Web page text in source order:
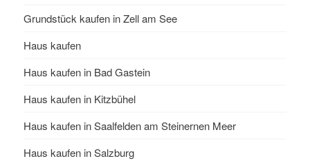
Grundstück kaufen in Zell am See
Haus kaufen
Haus kaufen in Bad Gastein
Haus kaufen in Kitzbühel
Haus kaufen in Saalfelden am Steinernen Meer
Haus kaufen in Salzburg